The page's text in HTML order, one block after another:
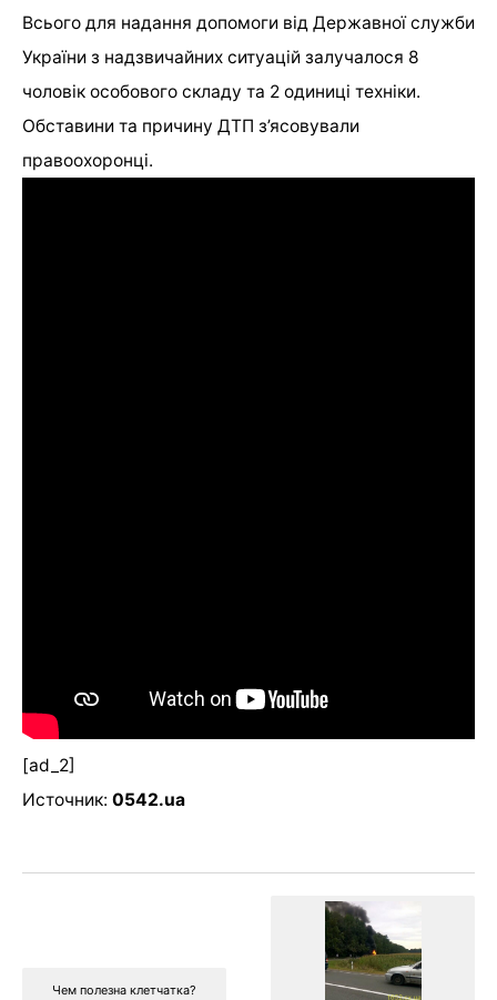
Всього для надання допомоги від Державної служби
України з надзвичайних ситуацій залучалося 8
чоловік особового складу та 2 одиниці техніки.
Обставини та причину ДТП з’ясовували
правоохоронці.
[ad_2]
Источник: 0542.ua
Чем полезна клетчатка?